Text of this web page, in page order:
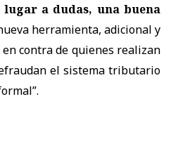
lugar a dudas, una buena
herramienta, adicional y
contra de quienes realizan
el sistema tributario